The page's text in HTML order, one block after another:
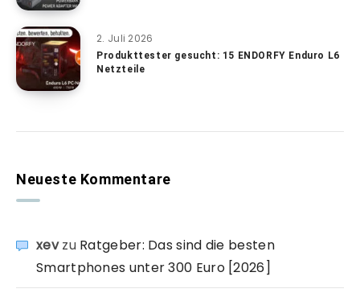
2. Juli 2026
Produkttester gesucht: 15 ENDORFY Enduro L6
Netzteile
Neueste Kommentare
xevzu Ratgeber: Das sind die besten
Smartphones unter 300 Euro [2026]